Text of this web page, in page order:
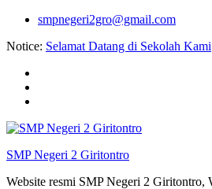
Skip
content
smpnegeri2gro@gmail.com
Notice: Selamat Datang di Sekolah Kami
SMP Negeri 2 Giritontro
Website resmi SMP Negeri 2 Giritontro,